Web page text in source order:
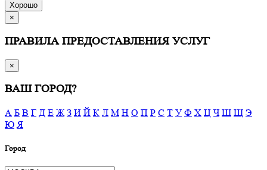
Хорошо
×
ПРАВИЛА ПРЕДОСТАВЛЕНИЯ УСЛУГ
×
ВАШ ГОРОД?
А Б В Г Д Е Ж З И Й К Л М Н О П Р С Т У Ф Х Ц Ч Ш Щ Э
Ю Я
Город